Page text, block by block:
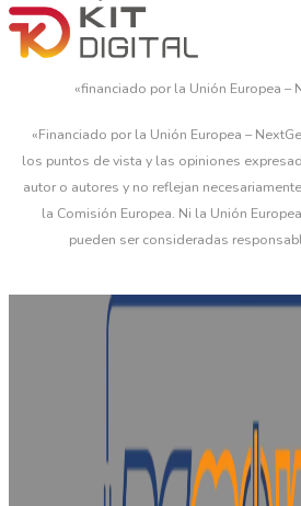
«financiado por la Unión Europea –
«Financiado por la Unión Europea –
los puntos de vista y las opiniones
autor o autores y no reflejan
la Comisión Europea. Ni la Unión
pueden ser consideradas